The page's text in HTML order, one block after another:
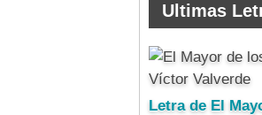
Ultimas
Letra de El